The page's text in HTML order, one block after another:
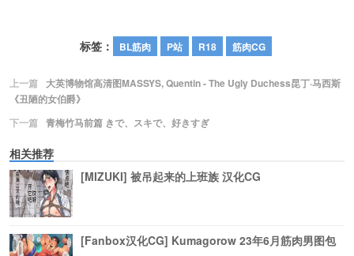
标签： BL筋肉 P站 R18 筋肉CG
上一篇
大英博物馆高清图MASSYS, Quentin - The Ugly Duchess昆丁·马西斯
《丑陋的女伯爵》
下一篇 青梅竹马前篇 きで、スキで、好きすぎ
相关推荐
[MIZUKI] 被吊起来的上班族 汉化CG
[Fanbox汉化CG] Kumagorow 23年6月筋肉男图包